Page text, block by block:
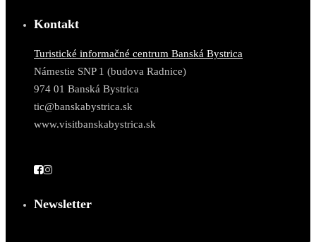
Kontakt
Turistické informačné centrum Banská Bystrica
Námestie SNP 1 (budova Radnice)
974 01 Banská Bystrica
tic@banskabystrica.sk
www.visitbanskabystrica.sk
Newsletter